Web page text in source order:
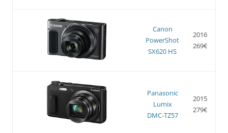
Canon
PowerShot
SX620 HS
2016
269€
Panasonic
Lumix
DMC-TZ57
2015
279€